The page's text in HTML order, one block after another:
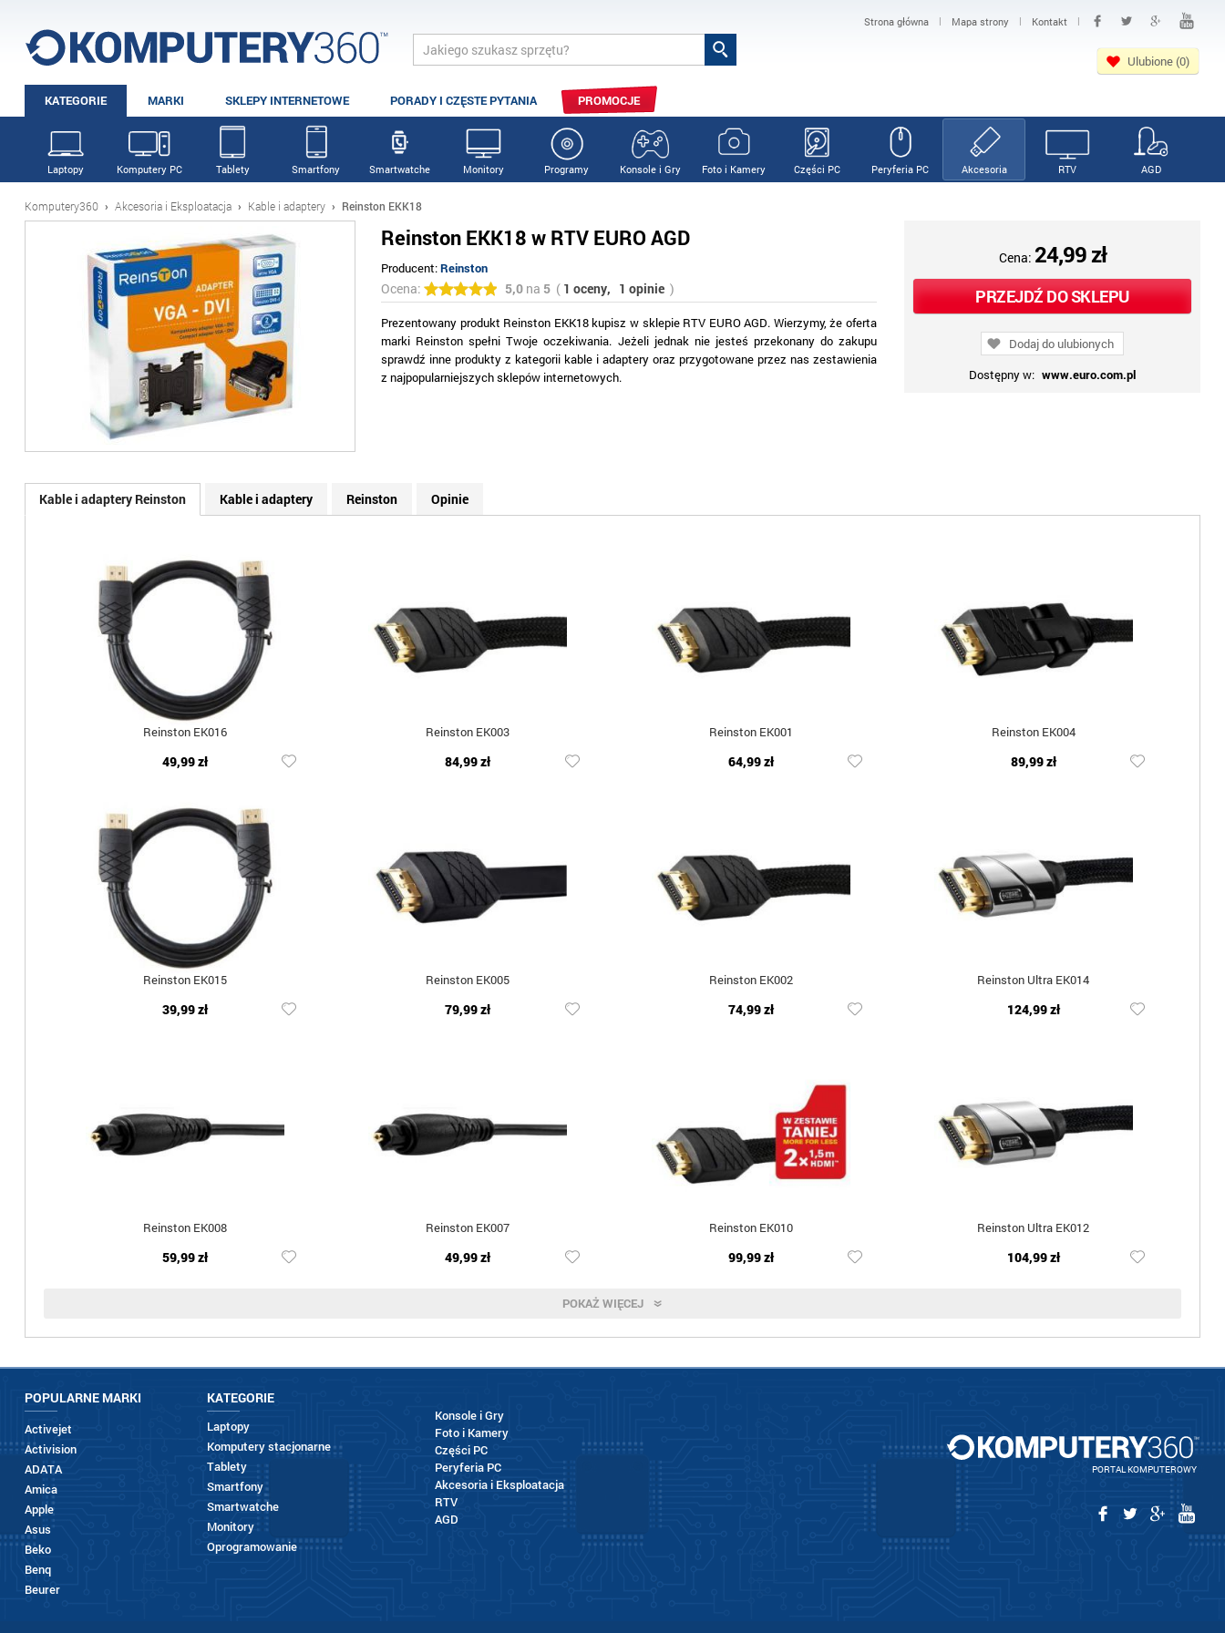
Strona główna | Mapa strony | Kontakt |
Ulubione (0)
KATEGORIE MARKI SKLEPY INTERNETOWE PORADY I CZĘSTE PYTANIA PROMOCJE
Laptopy Komputery PC Tablety Smartfony Smartwatche Monitory Programy Konsole i Gry Foto i Kamery Części PC Peryferia PC Akcesoria RTV AGD
Komputery360 › Akcesoria i Eksploatacja › Kable i adaptery › Reinston EKK18
Reinston EKK18 w RTV EURO AGD
Producent:Reinston
Ocena: 5,0 na 5 ( 1 oceny, 1 opinie )
Prezentowany produkt Reinston EKK18 kupisz w sklepie RTV EURO AGD. Wierzymy, że oferta
marki Reinston spełni Twoje oczekiwania. Jeżeli jednak nie jesteś przekonany do zakupu
sprawdź inne produkty z kategorii kable i adaptery oraz przygotowane przez nas zestawienia
z najpopularniejszych sklepów internetowych.
Cena: 24,99 zł
PRZEJDŹ DO SKLEPU
Dodaj do ulubionych
Dostępny w: www.euro.com.pl
Kable i adaptery Reinston Kable i adaptery Reinston Opinie
Reinston EK016
49,99 zł
Reinston EK003
84,99 zł
Reinston EK001
64,99 zł
Reinston EK004
89,99 zł
Reinston EK015
39,99 zł
Reinston EK005
79,99 zł
Reinston EK002
74,99 zł
Reinston Ultra EK014
124,99 zł
Reinston EK008
59,99 zł
Reinston EK007
49,99 zł
Reinston EK010
99,99 zł
Reinston Ultra EK012
104,99 zł
POKAŻ WIĘCEJ
POPULARNE MARKI
Activejet
Activision
ADATA
Amica
Apple
Asus
Beko
Benq
Beurer
KATEGORIE
Laptopy
Komputery stacjonarne
Tablety
Smartfony
Smartwatche
Monitory
Oprogramowanie
Konsole i Gry
Foto i Kamery
Części PC
Peryferia PC
Akcesoria i Eksploatacja
RTV
AGD
PORTAL KOMPUTEROWY